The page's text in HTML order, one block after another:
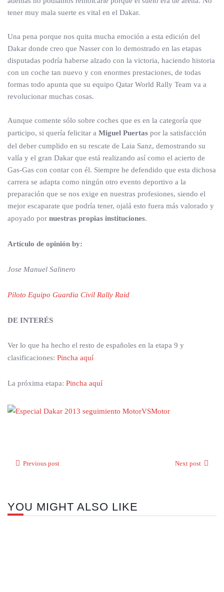
tener muy mala suerte es vital en el Dakar.
Una pena porque nos quita mucha emoción a esta edición del
Dakar donde creo que Nasser con lo demostrado en las etapas
disputadas podría haberse alzado con la victoria, haciendo historia
con un coche tan nuevo y con enormes prestaciones, de todas
formas todo apunta que su equipo Qatar World Rally Team va a
revolucionar muchas cosas.
Aunque comente sólo sobre coches que es en la categoría que
participo, si quería felicitar a Miguel Puertas por la satisfacción
del deber cumplido en su rescate de Laia Sanz, demostrando su
valía y el gran Dakar que está realizando así como el acierto de
Gas-Gas con contar con él. Siempre he defendido que esta dichosa
carrera se adapta como ningún otro evento deportivo a la
preparación que se nos exige en nuestras profesiones, siendo el
mejor escaparate que podría tener, ojalá esto fuera más valorado y
apoyado por nuestras propias instituciones.
Artículo de opinión by:
Jose Manuel Salinero
Piloto Equipo Guardia Civil Rally Raid
DE INTERÉS
Ver lo que ha hecho el resto de españoles en la etapa 9 y
clasificaciones: Pincha aquí
La próxima etapa: Pincha aquí
Previous post Next post
YOU MIGHT ALSO LIKE